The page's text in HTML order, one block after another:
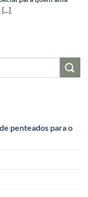
penteados para o